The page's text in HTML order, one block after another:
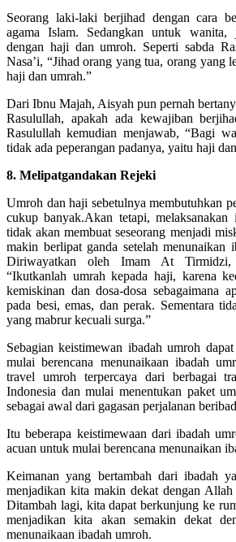
Seorang laki-laki berjihad dengan cara
agama Islam. Sedangkan untuk wanita,
dengan haji dan umroh. Seperti sabda
Nasa’i, “Jihad orang yang tua, orang yang
haji dan umrah.”
Dari Ibnu Majah, Aisyah pun pernah
Rasulullah, apakah ada kewajiban
Rasulullah kemudian menjawab, “Bagi
tidak ada peperangan padanya, yaitu haji
8. Melipatgandakan Rejeki
Umroh dan haji sebetulnya membutuhkan
cukup banyak.Akan tetapi,
tidak akan membuat seseorang menjadi
makin berlipat ganda setelah menunaikan
Diriwayatkan oleh Imam At Tirmidzi,
“Ikutkanlah umrah kepada haji, karena
kemiskinan dan dosa-dosa sebagaimana
pada besi, emas, dan perak. Sementara
yang mabrur kecuali surga.”
Sebagian keistimewan ibadah umroh
mulai berencana menunaikaan ibadah
travel umroh terpercaya dari berbagai
Indonesia dan mulai menentukan paket
sebagai awal dari gagasan perjalanan
Itu beberapa keistimewaan dari ibadah
acuan untuk mulai berencana menunaikan
Keimanan yang bertambah dari ibadah
menjadikan kita makin dekat dengan Allah
Ditambah lagi, kita dapat berkunjung ke
menjadikan kita akan semakin dekat
menunaikaan ibadah umroh.